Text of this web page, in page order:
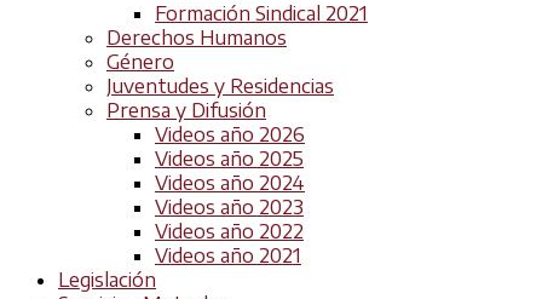
Formación Sindical 2021
Derechos Humanos
Género
Juventudes y Residencias
Prensa y Difusión
Videos año 2026
Videos año 2025
Videos año 2024
Videos año 2023
Videos año 2022
Videos año 2021
Legislación